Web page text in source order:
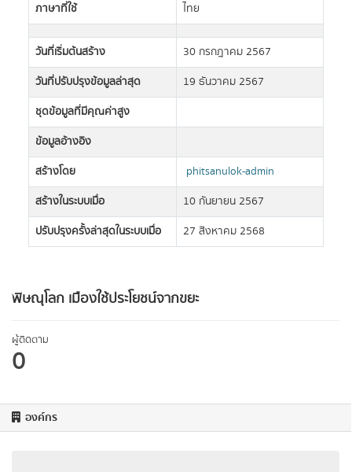
พิษณุโลก เมืองใช้ประโยชน์จากขยะ
ผู้ติดตาม
0
องค์กร
ภาษาที่ใช้
ไทย
วันที่เริ่มต้นสร้าง
30 กรกฎาคม 2567
วันที่ปรับปรุงข้อมูลล่าสุด
19 ธันวาคม 2567
ชุดข้อมูลที่มีคุณค่าสูง
ข้อมูลอ้างอิง
สร้างโดย
phitsanulok-admin
สร้างในระบบเมื่อ
10 กันยายน 2567
ปรับปรุงครั้งล่าสุดในระบบเมื่อ
27 สิงหาคม 2568